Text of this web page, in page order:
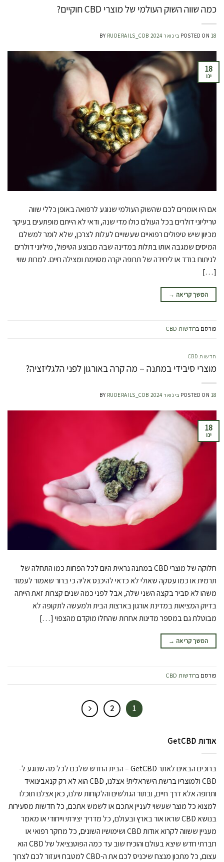
כמה שווה השוק העולמי של מוצרי CBD חוקיים?
POSTED ON 18 בינואר 2024 BY RUDERAILS_CDB
18
ינו
אם היו אומרים לכם שהשוק העולמי שנוגע לרפואה באופן כללי שווה
טריליוני דולרים בכל העולם כולו מדי שנה, ודאי לא הייתם מופתעים בעיקר
מכיוון שיש טיפולים רפואיים שעשויים לעלות לצרכן, שלא לומר למשלם
המיסים שמגבה אותו בתלות במדינה שבה מבוצע הטיפול, מיליוני דולרים
לניתוח בודד או ליחידה של תרופה יקרה מסוימת ומצילה חיים. למרות שווי
[…]
המשך קריאה →
פורסם בחדשות CBD
חדשות CBD
מוצרי סיבידי במתנה – מה קרה באורגון לפני הלגליזציה?
POSTED ON 18 בינואר 2024 BY RUDERAILS_CDB
18
ינו
חלוקה של מוצרי CBD במתנה נראית היום לכל הפחות כמו התחלה של
תרמית או כמו עסקה שאולי לא כדאי להיכנס אליה כי ברור שאמור לעמוד
משהו לא סביר בקצה השני שלה, אבל לפני כמה שנים קצרות זאת הייתה
בדיוק המציאות במדינת אורגון בארצות הבית ולמעשה לתקופה לא
מבוטלת גם במספר מדינות אחרות שהחלו מוקדם מהצפוי […]
המשך קריאה →
פורסם בחדשות CBD
1
2
אודות GetCBD
ברוכים הבאים לאתר GetCBD – הבית החדש שלכם לכל מה שנוגע ל-
CBD ולמוצריו ברשת הישראלית! אצלנו, CBD הוא לא רק קנאבינואיד
ותרופה אלא דרך חיים, ובתור הגולשים והלקוחות שלנו, כאן אצלנו תוכלו
למצוא כל מוצר שעשוי לעניין אתכם או לשמש אתכם, כל חדשות מסעירות
בנושא CBD שראו אור בארץ ובעולם, כל מדריך יצירתי וייחודי או מאמר
מעניין ששווה לקרוא אודות CBD ושימושיו השונים, כל מחקר רפואי או
חברתי חדש שיצא בעולם והוכיח שוב עד כמה הפוטנציאל של CBD הוא
עצום, כל מתכון מנצח שיכניס לכם את ה-CBD למטבח ויעזור לכם לצרוך